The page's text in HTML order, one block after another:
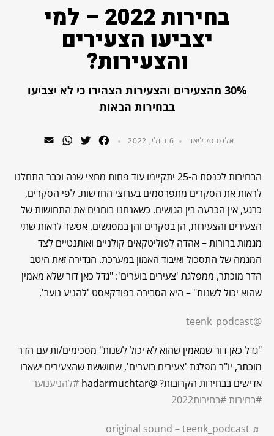
בחירות 2022 – למי
יצביעו הצעירים
והצעירות?
30% מהצעירים והצעירות הצהירו כי לא יצביעו
בבחירות הבאות
אלכס סקליאר 6 ביולי, 2022 Facebook
Twitter
WhatsApp
הבחירות לכנסת ה-25 יתקיימו עוד פחות מחצי שנה וכבר התחלנו
לראות את הסקרים מתפרסמים בערוצי החדשות. לפי הסקרים,
כרגע, אין הכרעה בין הגושים. כשאנחנו בוחנים את התחושות של
הצעירים והצעירות, הן בסקרים והן במפגשים, אפשר לראות שתי
מגמות ברורות – אהדה לפוליטקאים קולניים ואותנטיים לצד
המגמה של התסכול ואיבוד האמון במערכת. הגדירה זאת היטב
הדר מוכתר, ממפלגת 'צעירים בוערים': "גדל כאן דור שלא מאמין
שהוא יכול לשנות" – היא הסבירה בפודקאסט 'להניע נוער'.
@teenk_podcast
"גדל כאן דור שמאמין שהוא לא יכול לשנות" מסכימים/ות עם הדר
מוכתר, יו"ר מפלגת 'צעירים בוערים', שחוששת שהצעירים ישארו
אדישים בבחירות הקרובות? @hadarmuchtar
#להניענוער
#בחירות#בחירות2022
♬ original sound – teenk_podcast